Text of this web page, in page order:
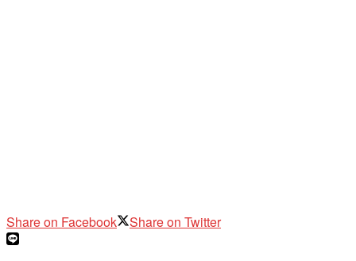
Share on Facebook Share on Twitter